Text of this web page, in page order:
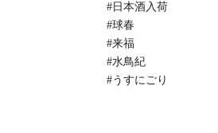
#日本酒入荷
#球春
#来福
#水鳥紀
#うすにごり